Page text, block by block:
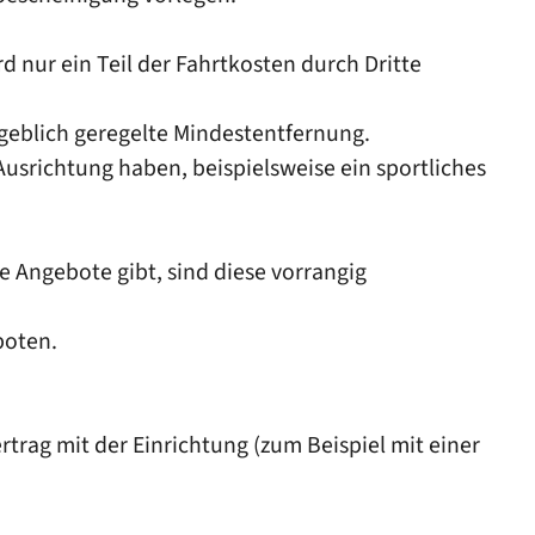
nur ein Teil der Fahrtkosten durch Dritte
geregelte Mindestentfernung.
haben, beispielsweise ein sportliches
Angebote gibt, sind diese vorrangig
mit der Einrichtung (zum Beispiel mit einer